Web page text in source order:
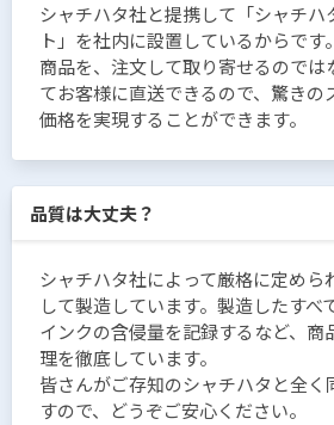
シャチハタ社と提携して「シャチハ
ト」を社内に設置しているからです。
商品を、注文して取り寄せるのでは
てお客様に直送できるので、驚きの
価格を実現することができます。
品質は大丈夫？
シャチハタ社によって厳格に定めら
して製造しています。製造したすべ
インクの含侵量を記録するなど、商
理を徹底しています。
皆さんがご存知のシャチハタと全く
すので、どうぞご安心ください。